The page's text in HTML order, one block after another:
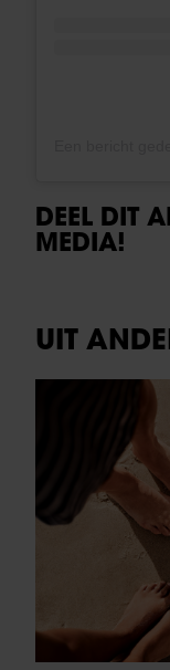
DEEL DIT
MEDIA!
UIT